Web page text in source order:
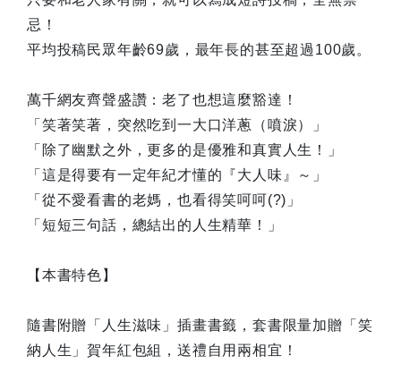
忌！
平均投稿民眾年齡69歲，最年長的甚至超過100歲。
萬千網友齊聲盛讚：老了也想這麼豁達！
「笑著笑著，突然吃到一大口洋蔥（噴淚）」
「除了幽默之外，更多的是優雅和真實人生！」
「這是得要有一定年紀才懂的『大人味』～」
「從不愛看書的老媽，也看得笑呵呵(?)」
「短短三句話，總結出的人生精華！」
【本書特色】
隨書附贈「人生滋味」插畫書籤，套書限量加贈「笑
納人生」賀年紅包組，送禮自用兩相宜！